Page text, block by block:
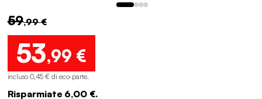
59,99 €
53,99 €
incluso 0,45 € di eco-parte.
Risparmiate 6,00 €.